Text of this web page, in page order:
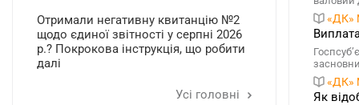
«ДК»
«ДК»
Як
Отримали негативну квитанцію №2
щодо єдиної звітності у серпні 2026
р.? Покрокова інструкція, що робити
далі
Усі головні